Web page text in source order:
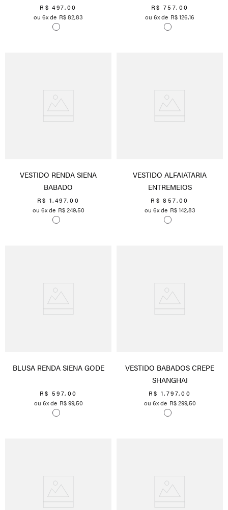
R$ 497,00
6
R$82,83
R$ 757, 00
6
R$126,16
VESTIDO RENDA SIENA
BABADO
R$ 1.497,00
6
R$249,50
VESTIDO ALFAIATARIA
ENTREMEIOS
R$ 857,00
6
R$142,83
BLUSA RENDA SIENA GODE
R$ 597, 00
6
R$99,50
VESTIDO BABADOS CREPE
SHANGHAI
R$ 1.797,00
6
R$299,50